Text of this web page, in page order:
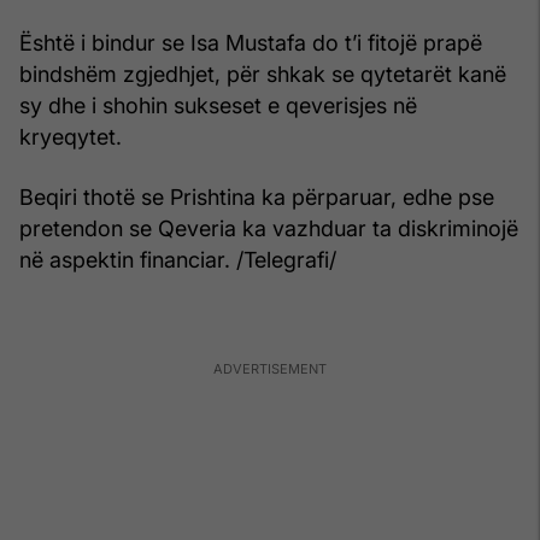
Është i bindur se Isa Mustafa do t’i fitojë prapë
bindshëm zgjedhjet, për shkak se qytetarët kanë
sy dhe i shohin sukseset e qeverisjes në
kryeqytet.
Beqiri thotë se Prishtina ka përparuar, edhe pse
pretendon se Qeveria ka vazhduar ta diskriminojë
në aspektin financiar. /Telegrafi/